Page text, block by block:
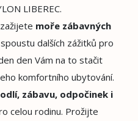
LIBEREC.
moře zábavných
dalších zážitků pro
den Vám na to stačit
komfortního ubytování.
zábavu, odpočinek i
celou rodinu. Prožijte